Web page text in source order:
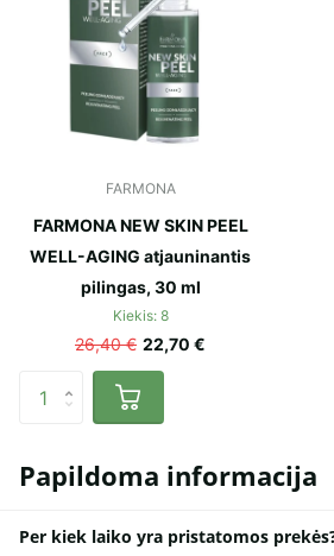
FARMONA
FARMONA NEW SKIN PEEL
WELL-AGING atjauninantis
pilingas, 30 ml
Kiekis: 8
26,40 € 22,70 €
Papildoma informacija
Per kiek laiko yra pristatomos